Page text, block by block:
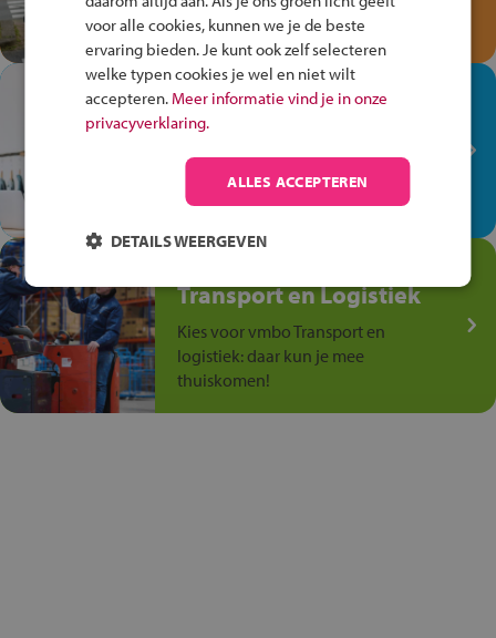
Speel het Fiets Veilig Verkeersspel
en win een Cortina-fiets!
In de winkel ben je op je
plek!
Ontdek via het vmbo jouw talent
op de winkelvloer, waar elke dag
anders is!
Transport en Logistiek
Kies voor vmbo Transport en
logistiek: daar kun je mee
thuiskomen!
voor alle cookies, kunnen we je de beste
ervaring bieden. Je kunt ook zelf selecteren
welke typen cookies je wel en niet wilt
accepteren. Meer informatie vind je in onze
privacyverklaring.
ALLES ACCEPTEREN
DETAILS WEERGEVEN